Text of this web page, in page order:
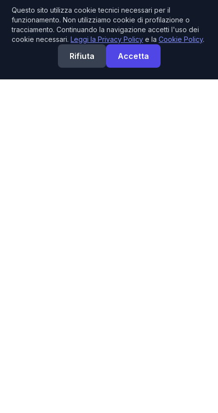
Questo sito utilizza cookie tecnici necessari per il
funzionamento. Non utilizziamo cookie di profilazione o
tracciamento. Continuando la navigazione accetti l'uso dei
cookie necessari. Leggi la Privacy Policy e la Cookie Policy.
Rifiuta Accetta